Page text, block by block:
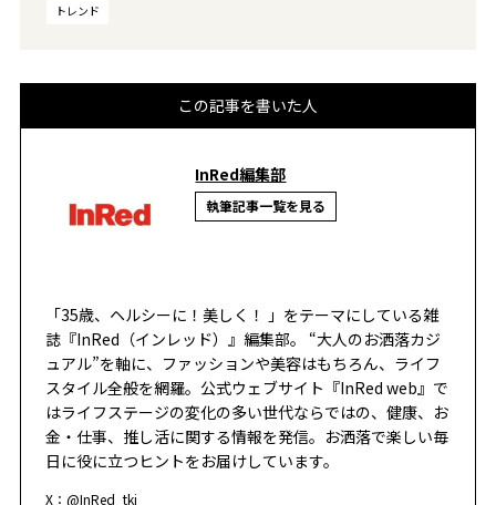
トレンド
この記事を書いた人
InRed編集部
執筆記事一覧を見る
「35歳、ヘルシーに！美しく！ 」をテーマにしている雑
誌『InRed（インレッド）』編集部。 “大人のお洒落カジ
ュアル”を軸に、ファッションや美容はもちろん、ライフ
スタイル全般を網羅。公式ウェブサイト『InRed web』で
はライフステージの変化の多い世代ならではの、健康、お
金・仕事、推し活に関する情報を発信。お洒落で楽しい毎
日に役に立つヒントをお届けしています。
X：@InRed_tkj